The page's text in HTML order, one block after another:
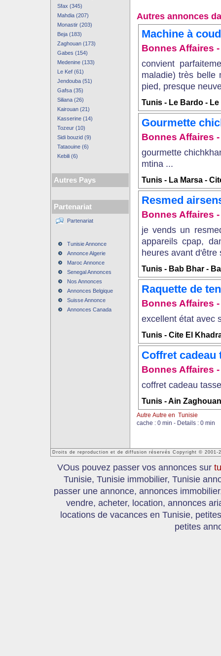
Sfax (345)
Mahdia (207)
Monastir (203)
Beja (183)
Zaghouan (173)
Gabes (154)
Medenine (133)
Le Kef (61)
Jendouba (51)
Gafsa (35)
Siliana (26)
Kairouan (21)
Kasserine (14)
Tozeur (10)
Sidi bouzid (9)
Tataouine (6)
Kebili (6)
Autres Pays
Partenariat
Partenariat
Tunisie Annonce
Annonce Algerie
Maroc Annonce
Senegal Annonces
Nos Annonces
Annonces Belgique
Suisse Annonce
Annonces Canada
Autres annonces
Machine à
Bonnes Affaires
convient
maladie) très belle
pied, presque
Tunis - Le Bardo -
Gourmette
Bonnes Affaires
gourmette
mtina ...
Tunis - La Marsa -
Resmed
Bonnes Affaires
je vends un
appareils cpap,
heures avant
Tunis - Bab Bhar -
Raquette de
Bonnes Affaires
excellent état avec
Tunis - Cite El
Coffret cadeau
Bonnes Affaires
​coffret cadeau
Tunis - Ain
Autre Autre en Tunisie
cache : 0 min - Details : 0 min
Droits de reproduction et de diffusion réservés Copyright © 2001-
VOus pouvez passer vos annonces sur
Tunisie, Tunisie immobilier, Tunisie
passer une annonce, annonces
vendre, acheter, location, annonces
locations de vacances en Tunisie,
petites